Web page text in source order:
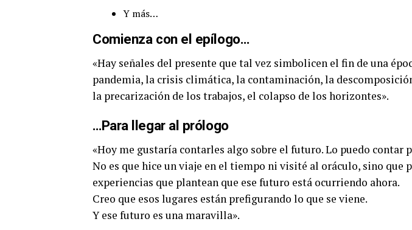
Y más…
Comienza con el epílogo…
«Hay señales del presente que tal vez simbolicen el fin de una
pandemia, la crisis climática, la contaminación, la
la precarización de los trabajos, el colapso de los horizontes».
…Para llegar al prólogo
«Hoy me gustaría contarles algo sobre el futuro. Lo puedo contar
No es que hice un viaje en el tiempo ni visité al oráculo, sino que
experiencias que plantean que ese futuro está ocurriendo ahora.
Creo que esos lugares están prefigurando lo que se viene.
Y ese futuro es una maravilla».